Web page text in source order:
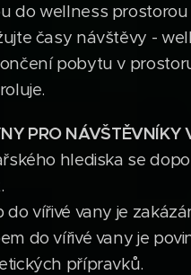
do wellness
časy návštěvy -
pobytu v
PRO NÁVŠTĚVNÍKY
hlediska se
do vířivé vany je
do vířivé vany je
přípravků.